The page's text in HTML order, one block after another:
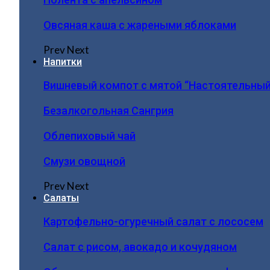
Овсяная каша с жареными яблоками
PrevNext
Напитки
Вишневый компот с мятой
Безалкогольная Сангрия
Облепиховый чай
Смузи овощной
PrevNext
Салаты
Картофельно-огуречный салат с лососем
Салат с рисом, авокадо и кочудяном